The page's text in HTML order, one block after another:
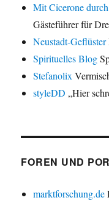
Mit Cicerone
Gästeführer für
Neustadt-Geflüster
Spirituelles Blog
Stefanolix
styleDD „Hier
FOREN UND
marktforschung.de